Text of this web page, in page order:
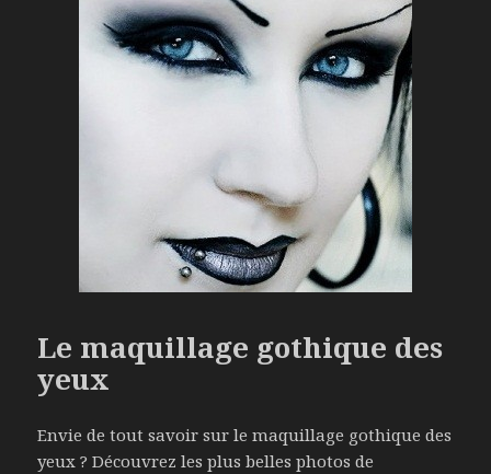
Le maquillage gothique des
yeux
Envie de tout savoir sur le maquillage gothique des
yeux ? Découvrez les plus belles photos de